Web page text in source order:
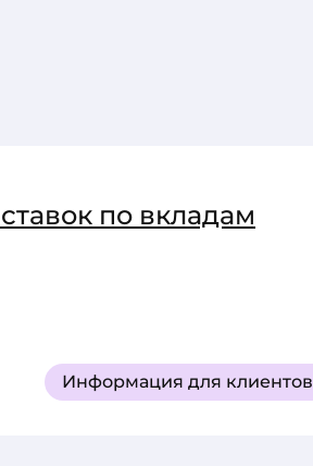
по вкладам
Информация для клиентов